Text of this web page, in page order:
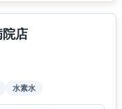
院店
水素水